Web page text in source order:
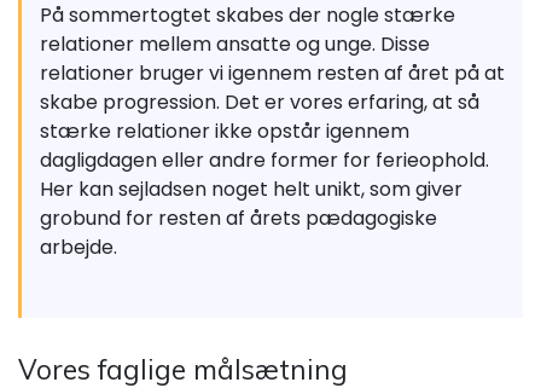
På sommertogtet skabes der nogle stærke
relationer mellem ansatte og unge. Disse
relationer bruger vi igennem resten af året på at
skabe progression. Det er vores erfaring, at så
stærke relationer ikke opstår igennem
dagligdagen eller andre former for ferieophold.
Her kan sejladsen noget helt unikt, som giver
grobund for resten af årets pædagogiske
arbejde.
Vores faglige målsætning